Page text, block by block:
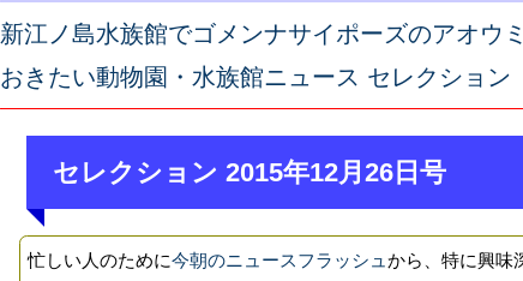
新江ノ島水族館でゴメンナサイポーズのアオウ
おきたい動物園・水族館ニュース セレクション
セレクション 2015年12月26日号
忙しい人のために今朝のニュースフラッシュから、特に興味